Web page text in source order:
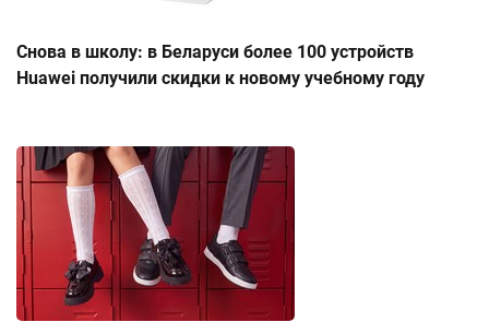
Снова в школу: в Беларуси более 100 устройств
Huawei получили скидки к новому учебному году